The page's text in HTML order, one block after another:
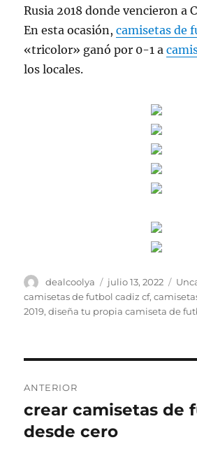
Rusia 2018 donde vencieron a
En esta ocasión,camisetas de
«tricolor» ganó por 0-1 a
los locales.
Autor
dealcoolya
Publicado
el
julio 13, 2022
camisetas de futbol cadiz cf,
2019,diseña tu propia camiseta de
de
entradas
ANTERIOR
Entrada
anterior:
crear camisetas de
desde cero